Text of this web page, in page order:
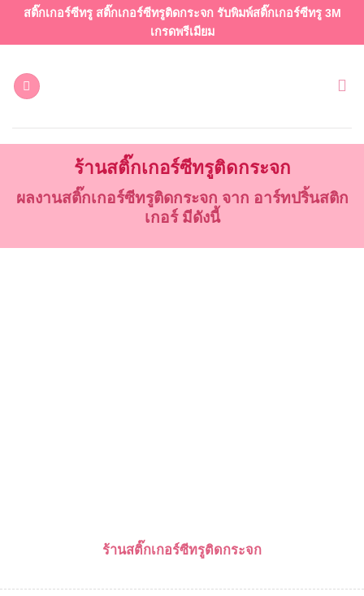
เนื้อหา
สติ๊กเกอร์ซีทรู สติ๊กเกอร์ซีทรูติดกระจก รับพิมพ์สติ๊กเกอร์ซีทรู 3M
เกรดพรีเมียม
ร้านสติ๊กเกอร์ซีทรูติดกระจก
ผลงานสติ๊กเกอร์ซีทรูติดกระจก จาก อาร์ทปริ้นสติก
เกอร์ มีดังนี้
ร้านสติ๊กเกอร์ซีทรูติดกระจก